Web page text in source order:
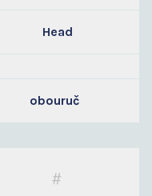
Head
obouruč